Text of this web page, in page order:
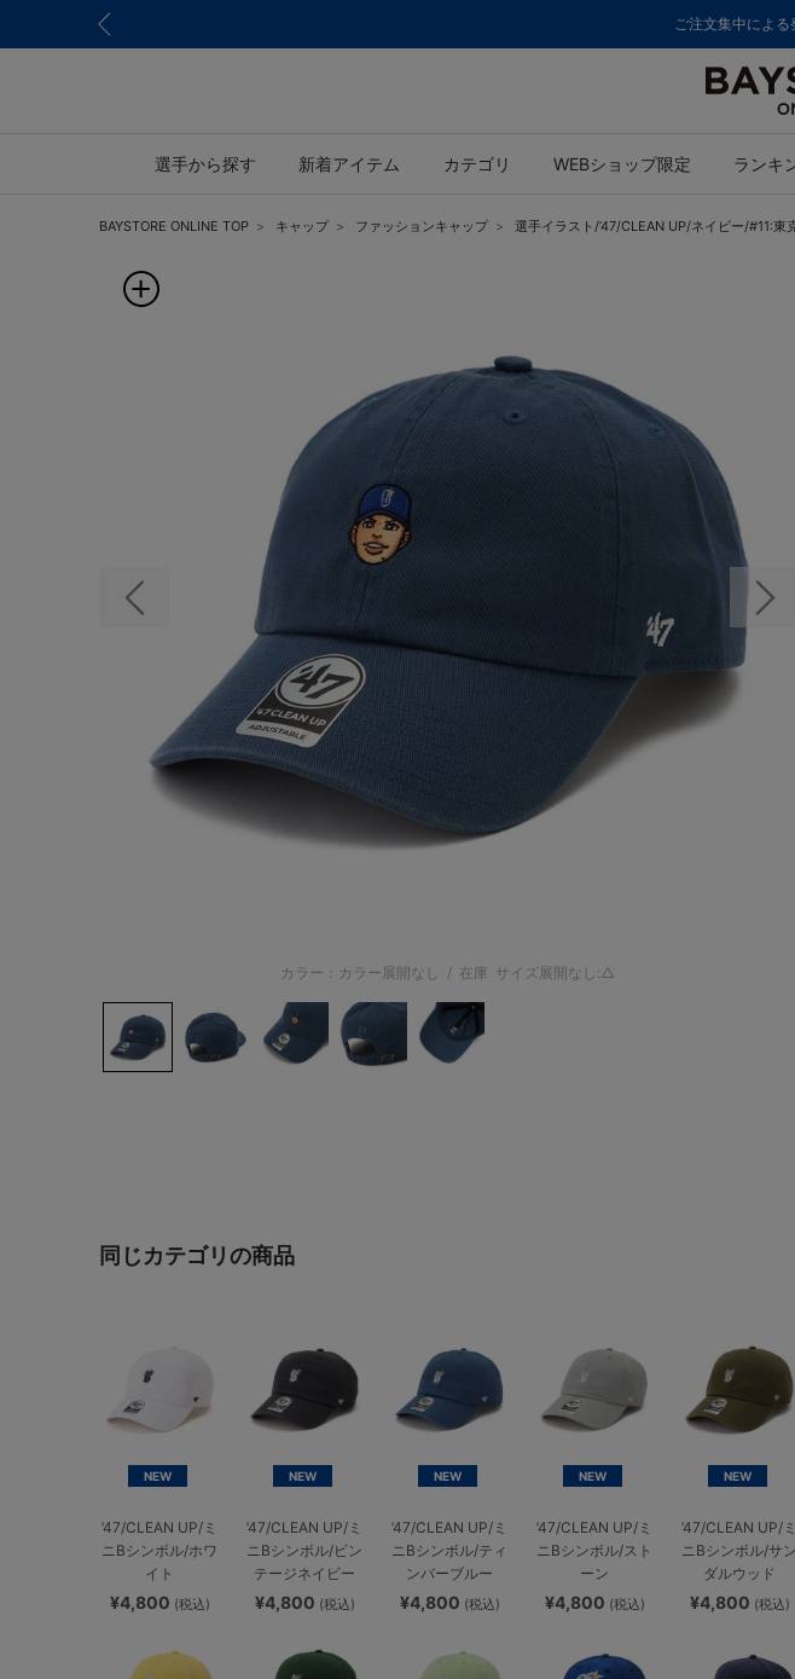
ご注文集中によ
選手から探す 新着アイテム カテゴリ WEBショップ限定 ランキ
BAYSTORE ONLINE TOP キャップ ファッションキャップ 選手イラスト/’47/CLEAN UP/ネイビー/#11:東
前の画像 次の
カラー：カラー展開なし / 在庫 サイズ展開なし:△
同じカテゴリの商品
NEW
’47/CLEAN UP/ミ
ニBシンボル/ホワ
イト
¥4,800 (税込)
NEW
’47/CLEAN UP/ミ
ニBシンボル/ビン
テージネイビー
¥4,800 (税込)
NEW
’47/CLEAN UP/ミ
ニBシンボル/ティ
ンバーブルー
¥4,800 (税込)
NEW
’47/CLEAN UP/ミ
ニBシンボル/スト
ーン
¥4,800 (税込)
NEW
’47/CLEAN UP/ミ
ニBシンボル/サン
ダルウッド
¥4,800 (税込)